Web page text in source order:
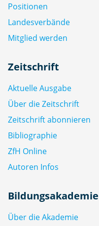
Positionen
Landesverbände
Mitglied werden
Zeitschrift
Aktuelle Ausgabe
Über die Zeitschrift
Zeitschrift abonnieren
Bibliographie
ZfH Online
Autoren Infos
Bildungsakademie
Über die Akademie